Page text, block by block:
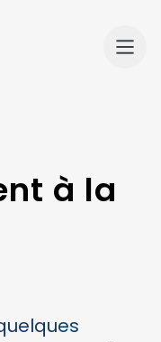
à la